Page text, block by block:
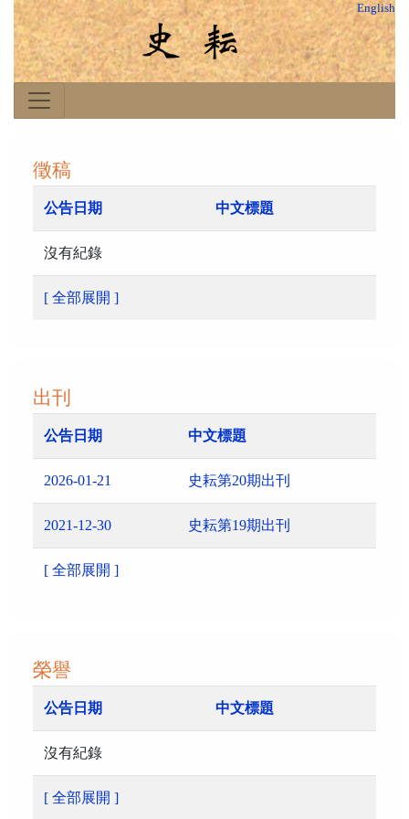
English
徵稿
公告日期 中文標題
沒有紀錄
[ 全部展開 ]
出刊
公告日期 中文標題
2026-01-21 史耘第20期出刊
2021-12-30 史耘第19期出刊
[ 全部展開 ]
榮譽
公告日期 中文標題
沒有紀錄
[ 全部展開 ]